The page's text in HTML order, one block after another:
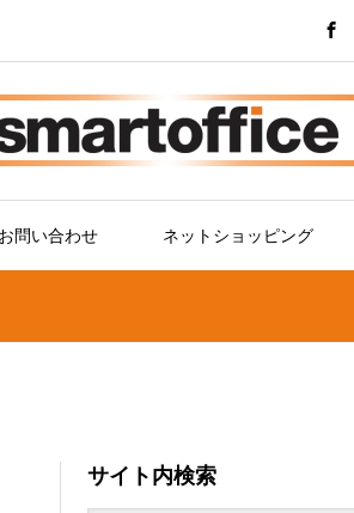
お問い合わせ ネットショッピング
サイト内検索